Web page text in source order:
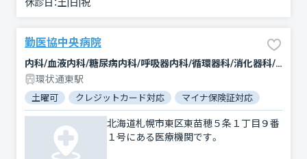
休診日：土|日|祝
勤医協中央病院
内科/血液内科/糖尿病内科/呼吸器内科/循環器科/消化器科/人工透析/外科/呼吸器外科/心臓血管外科/乳腺外科/肛門科/整形外科/婦人科/眼科/泌尿器科/精神科・神経科/リウマチ科/リハビリテーション/放射線科/臨床検査・病理診断/救急科/麻酔科
環状通東駅
土曜可 クレジットカード対応 マイナ保険証対応
北海道札幌市東区東苗穂５条１丁目９番
１号にある医療機関です。